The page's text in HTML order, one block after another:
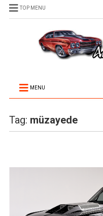
TOP MENU
MENU
Tag: müzayede